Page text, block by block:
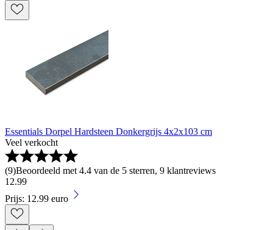
Essentials Dorpel Hardsteen Donkergrijs 4x2x103 cm
Veel verkocht
(9)Beoordeeld met 4.4 van de 5 sterren, 9 klantreviews
12.99
Prijs: 12.99 euro